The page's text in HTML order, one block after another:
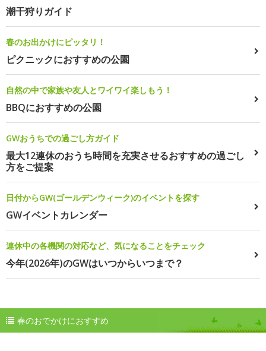
潮干狩りガイド
春のお出かけにピッタリ！
ピクニックにおすすめの公園
自然の中で家族や友人とワイワイ楽しもう！
BBQにおすすめの公園
GWおうちでの過ごし方ガイド
最大12連休のおうち時間を充実させるおすすめの過ごし
方をご提案
日付からGW(ゴールデンウィーク)のイベントを探す
GWイベントカレンダー
連休中の各機関の対応など、気になることをチェック
今年(2026年)のGWはいつからいつまで？
春のおでかけにおすすめ